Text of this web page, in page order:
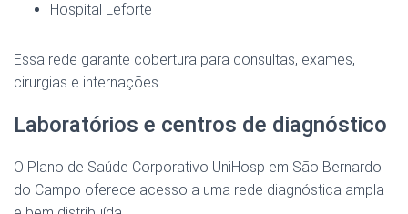
Hospital Leforte
Essa rede garante cobertura para consultas, exames,
cirurgias e internações.
Laboratórios e centros de diagnóstico
O Plano de Saúde Corporativo UniHosp em São Bernardo
do Campo oferece acesso a uma rede diagnóstica ampla